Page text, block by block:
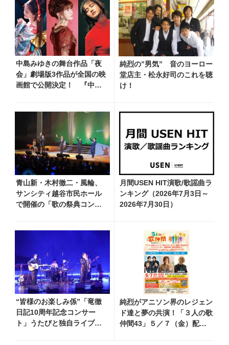
中島みゆきの舞台作品「夜
会」劇場版3作品が全国の映
画館で公開決定！ 『中島
純烈の”男気” 音のヨーロー
堂店主・松永好司のこれを聴
け！
青山新・木村徹二・風輪、
サンシティ越谷市民ホール
で開催の「歌の祭典コンサ
月間USEN HIT演歌/歌謡曲ラ
ンキング（2026年7月3日～
2026年7月30日）
“皆様のお楽しみ係”「竜徹
日記10周年記念コンサー
ト」うたびと独自ライブレ
純烈がアニソン界のレジェン
ド達と夢の共演！「３人の歌
仲間43」５／７（金）配信